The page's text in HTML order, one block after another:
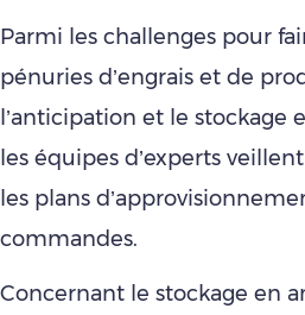
Parmi les challenges pour
pénuries d’engrais et de
l’anticipation et le stockage
les équipes d’experts
les plans
commandes.
Concernant le stockage en